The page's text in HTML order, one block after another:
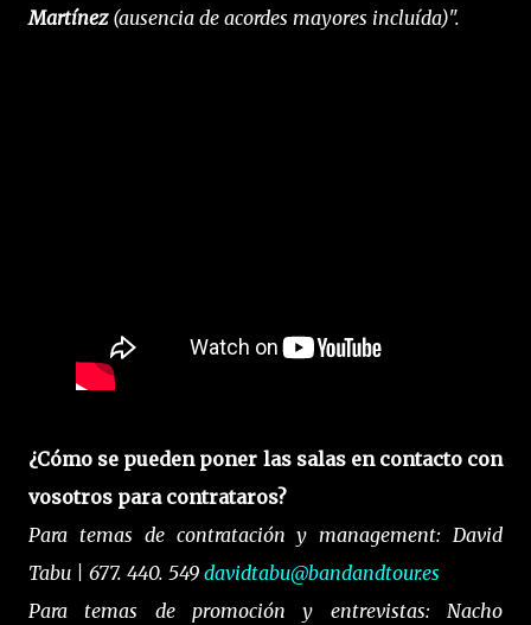
Martínez(ausencia de acordes mayores incluída)".
¿Cómo se pueden poner las salas en contacto con
vosotros para contrataros?
Para temas de contratación y management: David
Tabu | 677. 440. 549 davidtabu@bandandtour.es
Para temas de promoción y entrevistas: Nacho